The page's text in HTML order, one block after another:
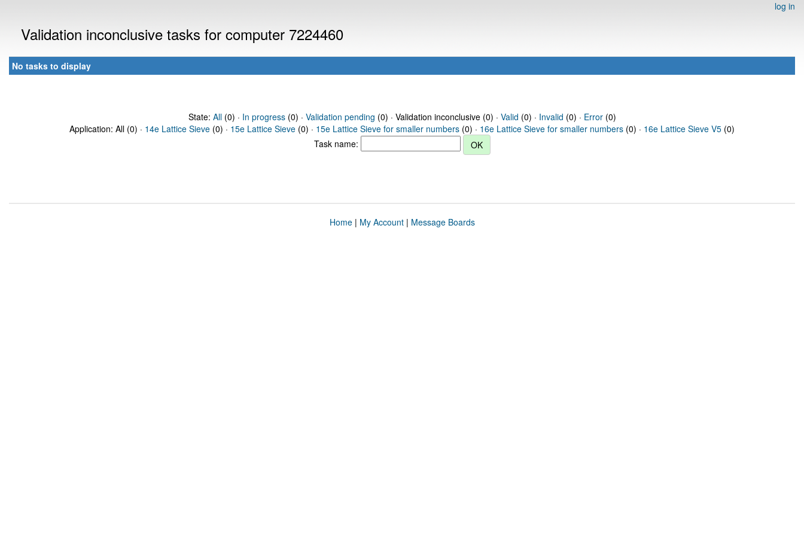
log in
Validation inconclusive tasks for computer 7224460
No tasks to display
State: All(0) · In progress(0) · Validation pending (0) · Validation inconclusive (0) · Valid (0) · Invalid (0) · Error(0)
Application: All (0) · 14e Lattice Sieve (0) · 15e Lattice Sieve (0) · 15e Lattice Sieve for smaller numbers (0) · 16e Lattice Sieve for smaller numbers (0) · 16e Lattice Sieve V5 (0)
Task name:
Home| My Account| Message Boards